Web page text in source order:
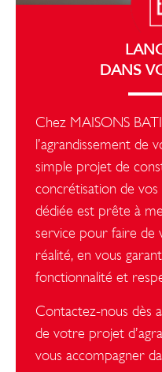
DANS
Chez MAISONS
l’agrandissement de
simple projet de
concrétisation de
dédiée est prête à
service pour faire de
réalité, en vous
fonctionnalité et
Contactez-nous dès
de votre projet
vous accompagner